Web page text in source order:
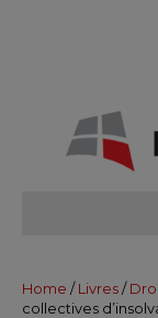
Home / Livres /
collectives